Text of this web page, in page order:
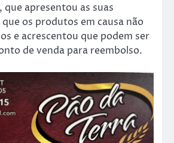
apresentou as suas
os produtos em causa não
e acrescentou que podem ser
de venda para reembolso.